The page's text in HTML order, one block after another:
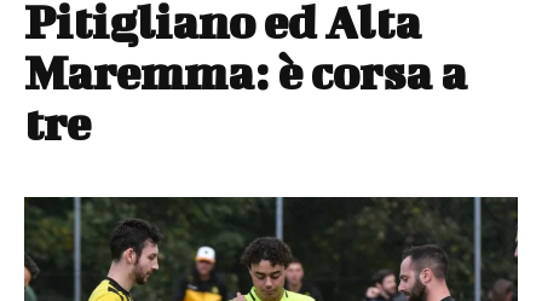
Pitigliano ed Alta
Maremma: è corsa a
tre